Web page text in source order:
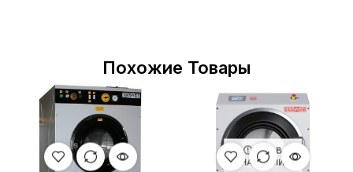
Похожие Товары
НЕТ В
НАЛИЧИИ